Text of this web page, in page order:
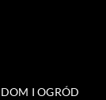
DOM I OGRÓD